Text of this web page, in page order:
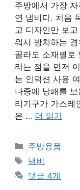
주방에서 가장
연 냄비다. 처음
고 디자인만 보
워서 방치하는
골라도 소재별로
라는 점을 먼저
는 인덕션 사용
나중에 낭패를
리기구가 가스레
은 … 더 읽기
카
테
리
주방용품
태
그
냄비
댓글 4개